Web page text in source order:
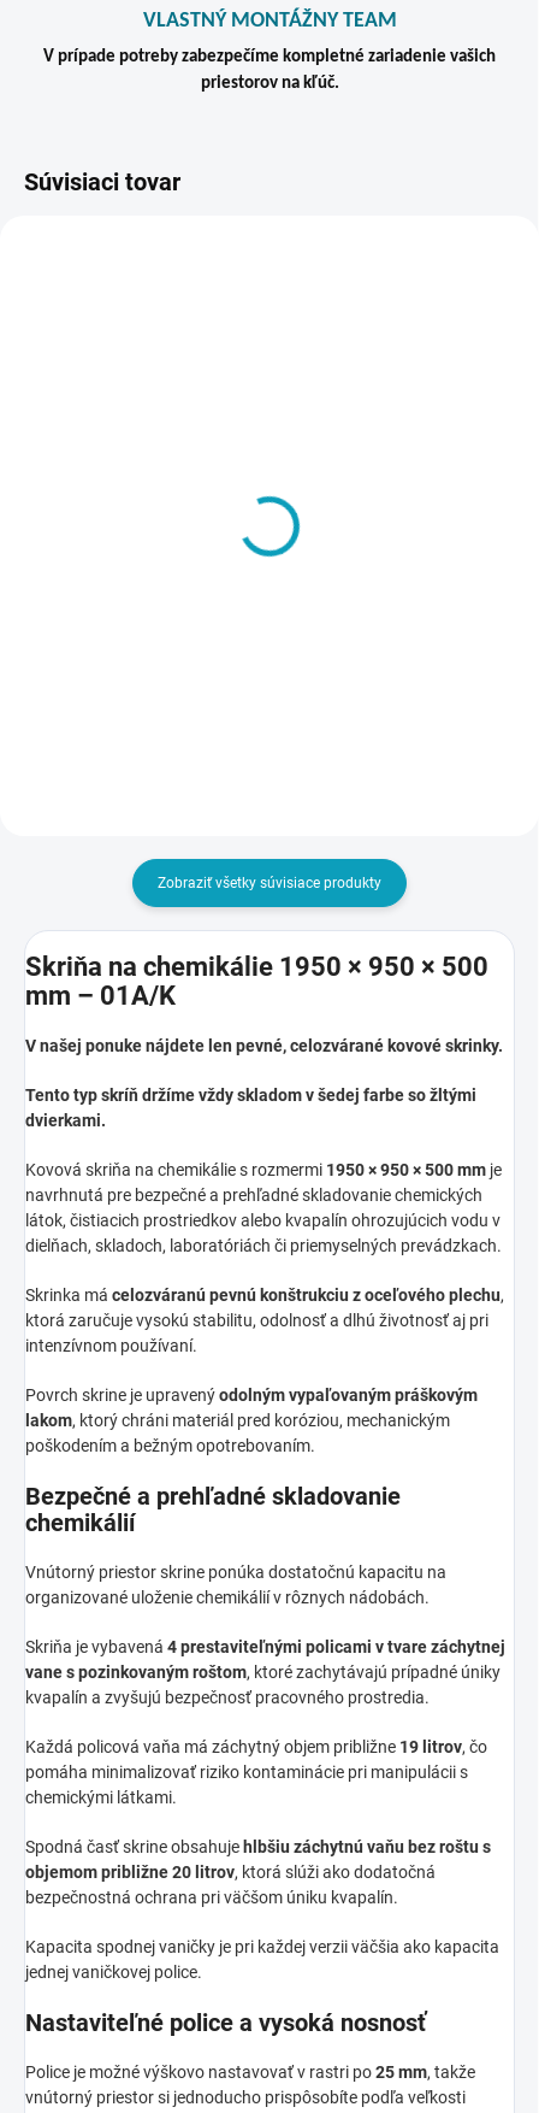
VLASTNÝ MONTÁŽNY TEAM
V prípade potreby zabezpečíme kompletné zariadenie vašich
priestorov na kľúč.
Súvisiaci tovar
Šatníková lavička, dĺžka
Zobraziť všetky súvisiace produkty
Skriňa na chemikálie 1950 × 950 × 500
mm – 01A/K
V našej ponuke nájdete len pevné, celozvárané kovové skrinky.
Tento typ skríň držíme vždy skladom v šedej farbe so žltými
dvierkami.
Kovová skriňa na chemikálie s rozmermi 1950 × 950 × 500 mm je
navrhnutá pre bezpečné a prehľadné skladovanie chemických
látok, čistiacich prostriedkov alebo kvapalín ohrozujúcich vodu v
dielňach, skladoch, laboratóriách či priemyselných prevádzkach.
Skrinka má celozváranú pevnú konštrukciu z oceľového plechu,
ktorá zaručuje vysokú stabilitu, odolnosť a dlhú životnosť aj pri
intenzívnom používaní.
Povrch skrine je upravenýodolným vypaľovaným práškovým
lakom, ktorý chráni materiál pred koróziou, mechanickým
poškodením a bežným opotrebovaním.
Bezpečné a prehľadné skladovanie
chemikálií
Vnútorný priestor skrine ponúka dostatočnú kapacitu na
organizované uloženie chemikálií v rôznych nádobách.
Skriňa je vybavená 4 prestaviteľnými policami v tvare záchytnej
vane s pozinkovaným roštom, ktoré zachytávajú prípadné úniky
kvapalín a zvyšujú bezpečnosť pracovného prostredia.
Každá policová vaňa má záchytný objem približne 19 litrov, čo
pomáha minimalizovať riziko kontaminácie pri manipulácii s
chemickými látkami.
Spodná časť skrine obsahujehlbšiu záchytnú vaňu bez roštu s
objemom približne 20 litrov, ktorá slúži ako dodatočná
bezpečnostná ochrana pri väčšom úniku kvapalín.
Kapacita spodnej vaničky je pri každej verzii väčšia ako kapacita
jednej vaničkovej police.
Nastaviteľné police a vysoká nosnosť
Police je možné výškovo nastavovať v rastri po25 mm, takže
vnútorný priestor si jednoducho prispôsobíte podľa veľkosti